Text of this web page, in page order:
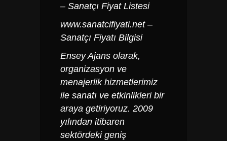
– Sanatçı Fiyat Listesi
www.sanatcifiyati.net–
Sanatçı Fiyatı Bilgisi
Ensey Ajans olarak,
organizasyon ve
menajerlik hizmetlerimiz
ile sanatı ve etkinlikleri bir
araya getiriyoruz. 2009
yılından itibaren
sektördeki geniş